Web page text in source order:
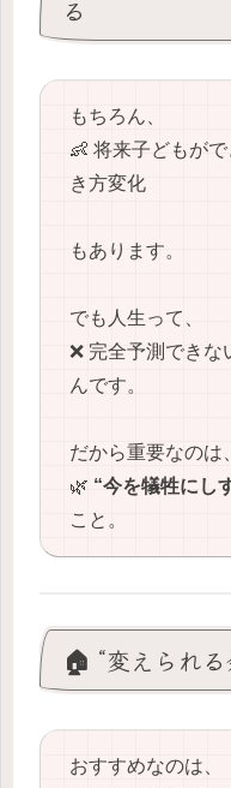
る
もちろん、
👶 将来子どもが
き方変化
もあります。
でも人生って、
❌ 完全予測できな
んです。
だから重要なのは、
🌿 “今を犠牲にし
こと。
🏠 “変えられ
おすすめなのは、